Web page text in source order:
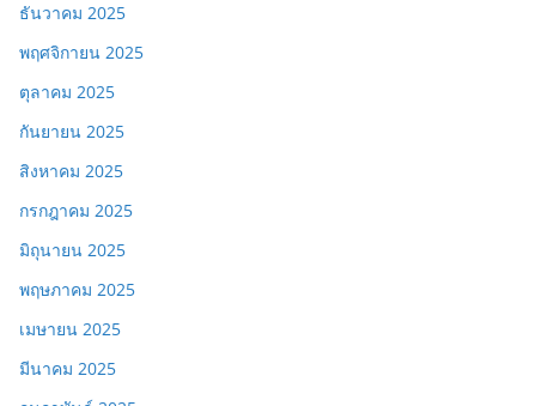
ธันวาคม 2025
พฤศจิกายน 2025
ตุลาคม 2025
กันยายน 2025
สิงหาคม 2025
กรกฎาคม 2025
มิถุนายน 2025
พฤษภาคม 2025
เมษายน 2025
มีนาคม 2025